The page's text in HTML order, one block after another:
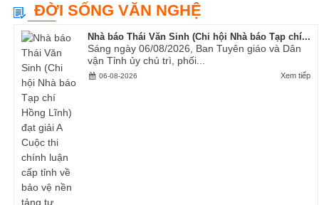
ĐỜI SỐNG VĂN NGHỆ
Nhà báo Thái Văn Sinh (Chi hội Nhà báo Tạp chí...
Sáng ngày 06/08/2026, Ban Tuyên giáo và Dân
vận Tỉnh ủy chủ trì, phối...
Xem tiếp
06-08-2026